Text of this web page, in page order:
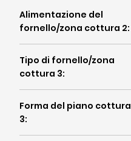
Alimentazione del
fornello/zona cottura 2:
Tipo di fornello/zona
cottura 3:
Forma del piano cottura
3: